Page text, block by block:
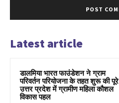
Latest article
डालमिया भारत फाउंडेशन ने ग्राम
परिवर्तन परियोजना के तहत शुरू की पूरे
उत्तर प्रदेश में ग्रामीण महिला कौशल
विकास पहल